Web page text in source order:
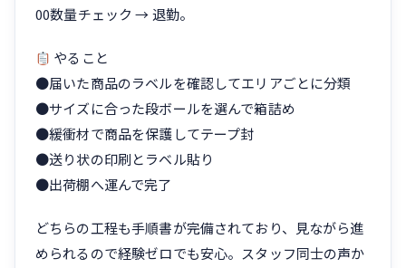
00数量チェック → 退勤。
やること
●届いた商品のラベルを確認してエリアごとに分類
●サイズに合った段ボールを選んで箱詰め
●緩衝材で商品を保護してテープ封
●送り状の印刷とラベル貼り
●出荷棚へ運んで完了
どちらの工程も手順書が完備されており、見ながら進
められるので経験ゼロでも安心。スタッフ同士の声か